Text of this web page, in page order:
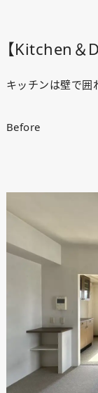
【Kitchen＆
キッチンは壁で囲
Before